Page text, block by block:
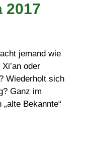
2017
jemand wie
oder
Wiederholt sich
Ganz im
Bekannte“